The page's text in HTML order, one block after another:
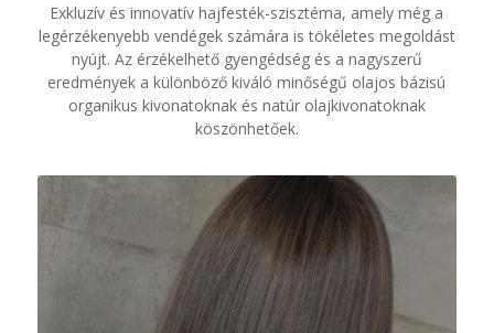
Exkluzív és innovatív hajfesték-szisztéma, amely még a
legérzékenyebb vendégek számára is tökéletes megoldást
nyújt. Az érzékelhető gyengédség és a nagyszerű
eredmények a különböző kiváló minőségű olajos bázisú
organikus kivonatoknak és natúr olajkivonatoknak
köszönhetőek.